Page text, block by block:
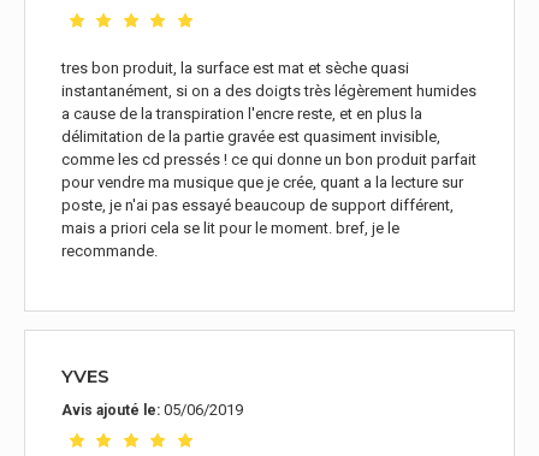
tres bon produit, la surface est mat et sèche quasi
instantanément, si on a des doigts très légèrement humides
a cause de la transpiration l'encre reste, et en plus la
délimitation de la partie gravée est quasiment invisible,
comme les cd pressés ! ce qui donne un bon produit parfait
pour vendre ma musique que je crée, quant a la lecture sur
poste, je n'ai pas essayé beaucoup de support différent,
mais a priori cela se lit pour le moment. bref, je le
recommande.
YVES
Avis ajouté le: 05/06/2019